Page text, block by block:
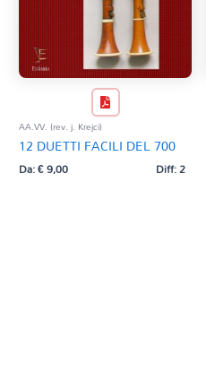
AA.VV. (rev. j. Krejci)
12 DUETTI FACILI DEL 700
Da:€9,00 Diff: 2